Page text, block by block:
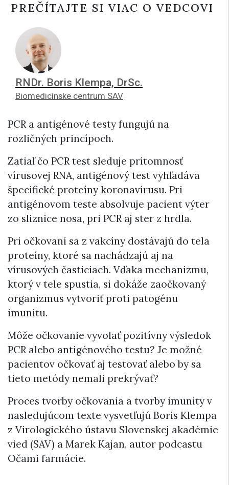
PREČÍTAJTE SI VIAC O VEDCOVI
RNDr. Boris Klempa, DrSc.
Biomedicínske centrum SAV
PCR a antigénové testy fungujú na
rozličných princípoch.
Zatiaľ čo PCR test sleduje prítomnosť
vírusovej RNA, antigénový test vyhľadáva
špecifické proteíny koronavírusu. Pri
antigénovom teste absolvuje pacient výter
zo sliznice nosa, pri PCR aj ster z hrdla.
Pri očkovaní sa z vakcíny dostávajú do tela
proteíny, ktoré sa nachádzajú aj na
vírusových časticiach. Vďaka mechanizmu,
ktorý v tele spustia, si dokáže zaočkovaný
organizmus vytvoriť proti patogénu
imunitu.
Môže očkovanie vyvolať pozitívny výsledok
PCR alebo antigénového testu? Je možné
pacientov očkovať aj testovať alebo by sa
tieto metódy nemali prekrývať?
Proces tvorby očkovania a tvorby imunity v
nasledujúcom texte vysvetľujú Boris Klempa
z Virologického ústavu Slovenskej akadémie
vied (SAV) a Marek Kajan, autor podcastu
Očami farmácie.